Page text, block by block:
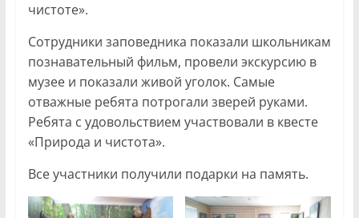
чистоте».
Сотрудники заповедника показали школьникам
познавательный фильм, провели экскурсию в
музее и показали живой уголок. Самые
отважные ребята потрогали зверей руками.
Ребята с удовольствием участвовали в квесте
«Природа и чистота».
Все участники получили подарки на память.